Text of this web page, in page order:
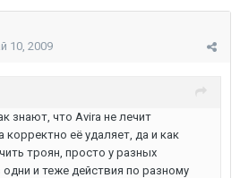
10, 2009
знают, что Avira не лечит
её удаляет, да и как
троян, просто у разных
и теже действия по разному